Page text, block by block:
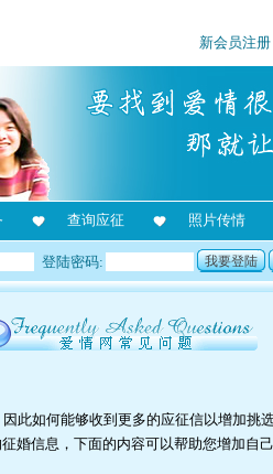
新会员注册
查询应征 照片传情
登陆密码: 我要登陆
此如何能够收到更多的应征信以增加挑
婚信息，下面的内容可以帮助您增加自己